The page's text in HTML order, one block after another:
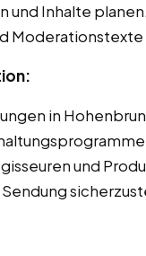
und Inhalte planen.
in
und